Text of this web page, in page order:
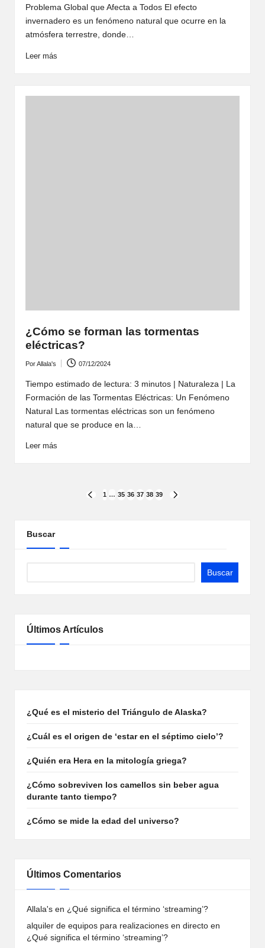
Problema Global que Afecta a Todos El efecto
invernadero es un fenómeno natural que ocurre en la
atmósfera terrestre, donde…
Leer más
¿Cómo se forman las tormentas
eléctricas?
por
PorAllala's 07/12/2024
Tiempo estimado de lectura: 3 minutos | Naturaleza | La
Formación de las Tormentas Eléctricas: Un Fenómeno
Natural Las tormentas eléctricas son un fenómeno
natural que se produce en la…
Leer más
Paginación
entradas
PÁGINA
1 … 35 36 37 38 39
Buscar
Buscar
Últimos Artículos
¿Qué es el misterio del Triángulo de Alaska?
¿Cuál es el origen de ‘estar en el séptimo cielo’?
¿Quién era Hera en la mitología griega?
¿Cómo sobreviven los camellos sin beber agua
durante tanto tiempo?
¿Cómo se mide la edad del universo?
Últimos Comentarios
Allala's en ¿Qué significa el término ‘streaming’?
alquiler de equipos para realizaciones en directo en
¿Qué significa el término ‘streaming’?